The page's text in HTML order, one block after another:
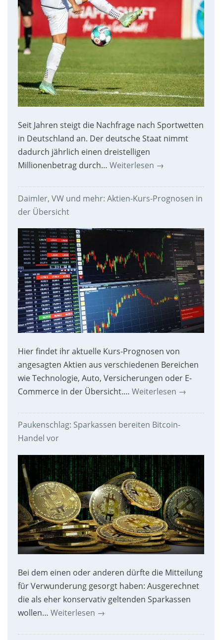
Seit Jahren steigt die Nachfrage nach Sportwetten
in Deutschland an. Der deutsche Staat nimmt
dadurch jährlich einen dreistelligen
Millionenbetrag durch… Weiterlesen →
Daimler, VW und mehr: Aktien-Kurs-Prognosen in
der Übersicht
Hier findet ihr aktuelle Kurs-Prognosen von
angesagten Aktien aus verschiedenen Bereichen
wie Technologie, Auto, Versicherungen oder E-
Commerce in der Übersicht.… Weiterlesen →
Paukenschlag: Sparkassen bereiten Bitcoin-
Handel vor
Bei dem einen oder anderen dürfte die Mitteilung
für Verwunderung gesorgt haben: Ausgerechnet
die als eher konservativ geltenden Sparkassen
wollen… Weiterlesen →